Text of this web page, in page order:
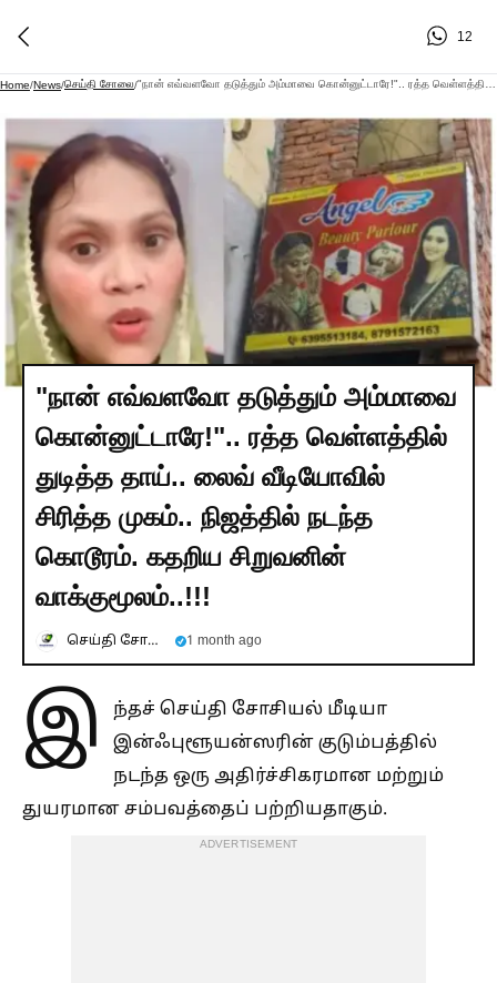
12
Home/News/செய்தி சோலை/
"நான் எவ்வளவோ தடுத்தும் அம்மாவை
கொன்னுட்டாரே!".. ரத்த வெள்ளத்தில்
துடித்த தாய்.. லைவ் வீடியோவில்
சிரித்த முகம்.. நிஜத்தில் நடந்த
கொடூரம். கதறிய சிறுவனின்
வாக்குமூலம்..!!!
செய்தி சோலை 1 month ago
இ
ந்தச் செய்தி சோசியல் மீடியா
இன்ஃபுளூயன்ஸரின் குடும்பத்தில்
நடந்த ஒரு அதிர்ச்சிகரமான மற்றும்
துயரமான சம்பவத்தைப் பற்றியதாகும்.
ADVERTISEMENT